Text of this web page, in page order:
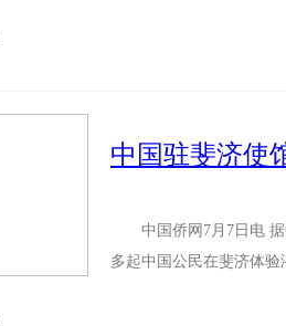
中国驻斐济使
中国侨网7月7日电 据
多起中国公民在斐济体